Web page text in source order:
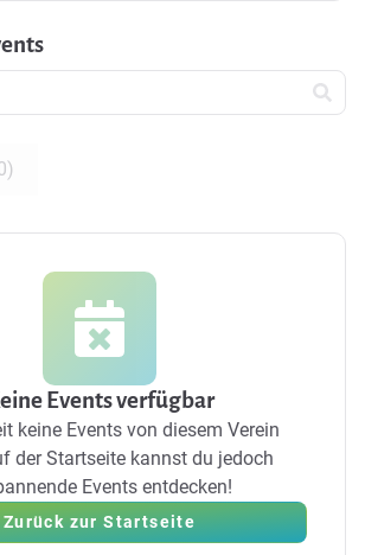
Events verfügbar
keine Events von diesem Verein
der Startseite kannst du jedoch
Events entdecken!
Zurück zur Startseite